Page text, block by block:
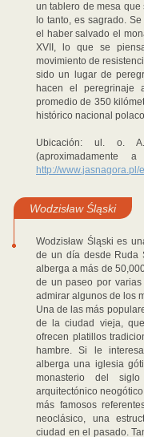
un tablero de mesa
lo tanto, es sagrado.
el haber salvado el
XVII, lo que se
movimiento de
sido un lugar de
hacen el peregrinaje
promedio de 350
histórico nacional
Ubicación: ul. o.
http://www.jasnagora.pl/
Wodzisław Śląski
Wodzisław Śląski es
de un día desde Ruda
alberga a más de
de un paseo por
admirar algunos de los
Una de las más
de la ciudad vieja,
ofrecen platillos
hambre. Si le
alberga una iglesia
monasterio del
arquitectónico
más famosos
neoclásico, una
ciudad en el pasado.